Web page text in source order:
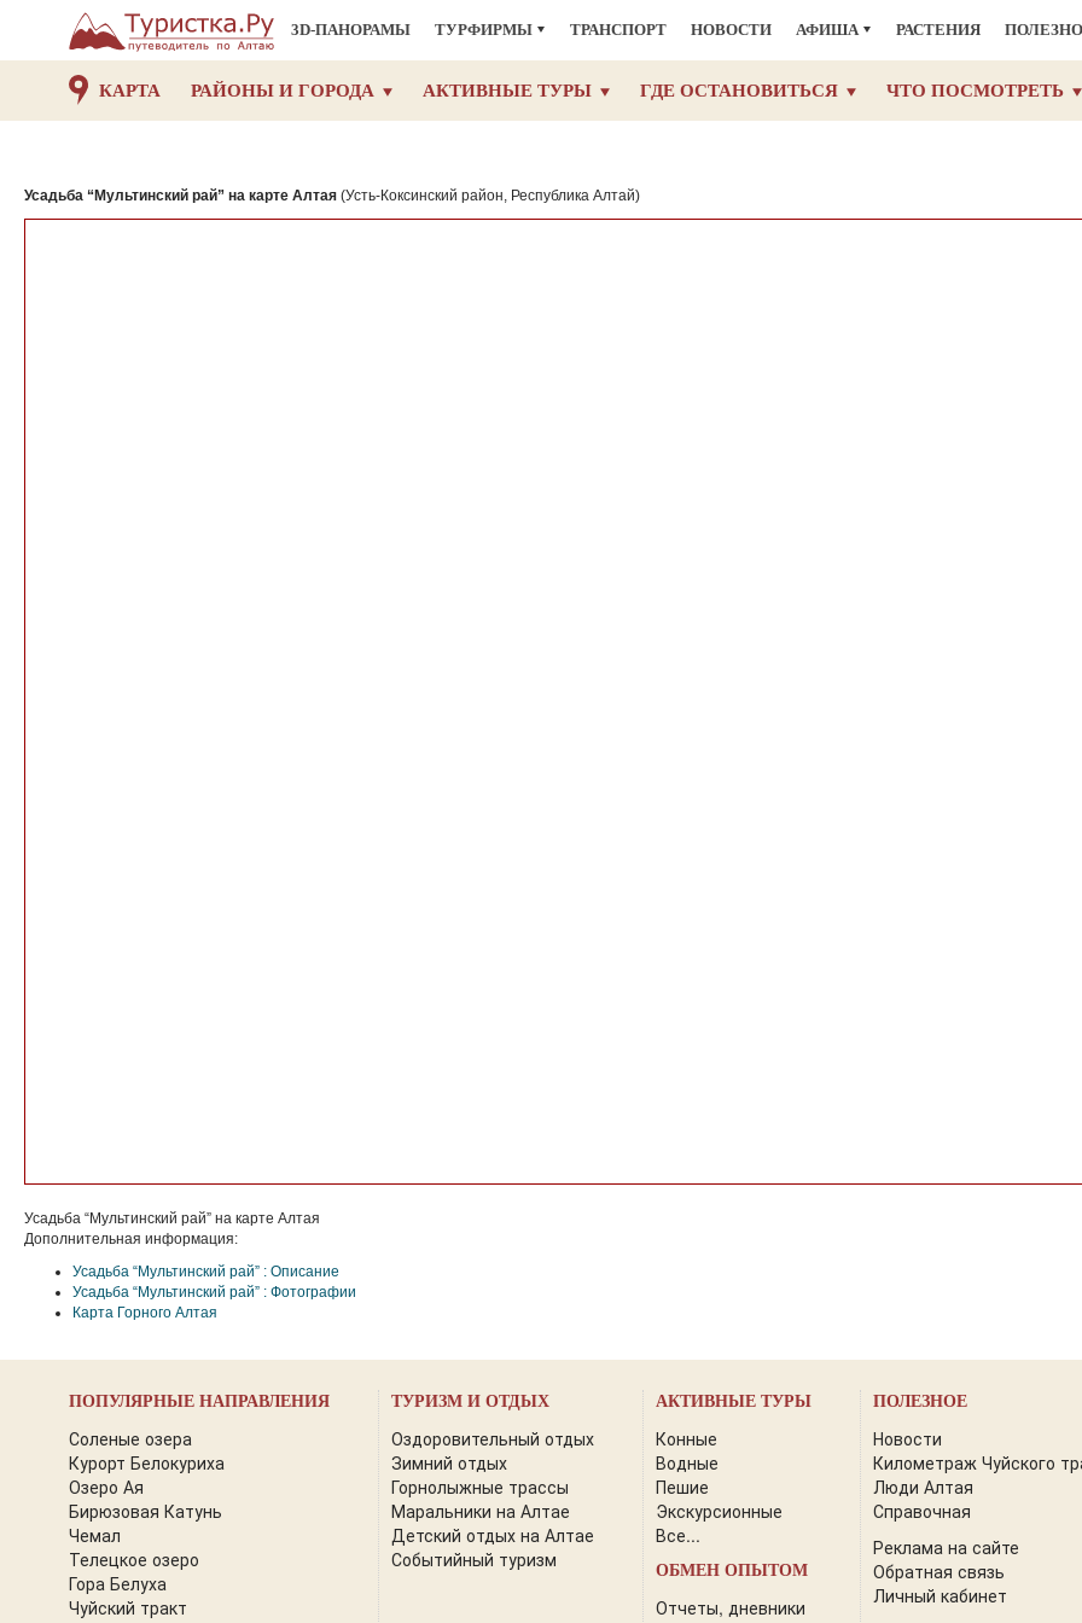
3D-ПАНОРАМЫ ТУРФИРМЫ ТРАНСПОРТ НОВОСТИ АФИША РАСТЕНИЯ
КАРТА РАЙОНЫ И ГОРОДА АКТИВНЫЕ ТУРЫ ГДЕ ОСТАНОВИТЬСЯ ЧТО ПОСМОТРЕТЬ
Усадьба “Мультинский рай” на карте Алтая (Усть-Коксинский район, Республика Алтай)
Усадьба “Мультинский рай” на карте Алтая
Дополнительная информация:
Усадьба “Мультинский рай” : Описание
Усадьба “Мультинский рай” : Фотографии
Карта Горного Алтая
ПОПУЛЯРНЫЕ НАПРАВЛЕНИЯ
Соленые озера
Курорт Белокуриха
Озеро Ая
Бирюзовая Катунь
Чемал
Телецкое озеро
Гора Белуха
Чуйский тракт
ТУРИЗМ И ОТДЫХ
Оздоровительный отдых
Зимний отдых
Горнолыжные трассы
Маральники на Алтае
Детский отдых на Алтае
Событийный туризм
АКТИВНЫЕ ТУРЫ
Конные
Водные
Пешие
Экскурсионные
Все...
ОБМЕН ОПЫТОМ
Отчеты, дневники
ПОЛЕЗНОЕ
Новости
Километраж Чуйского
Люди Алтая
Справочная
Реклама на сайте
Обратная связь
Личный кабинет